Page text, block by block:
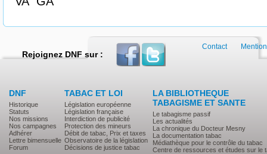
Rejoignez DNF sur :
DNF
Historique
Statuts
Nos missions
Nos campagnes
Adhérer
Lettre bimensuelle
Forum
TABAC ET LOI
Législation européenne
Législation française
Interdiction de publicité
Protection des mineurs
Débit de tabac, Prix et taxes
Observatoire de la législation
Décisions de justice tabac
LA BIBLIOTHEQUE
TABAGISME ET SANTE
Le tabagisme passif
Les actualités
La chronique du Docteur Mesny
La documentation tabac
Médiathèque pour le contrôle du tabac
Centre de ressources et études sur le
Contact